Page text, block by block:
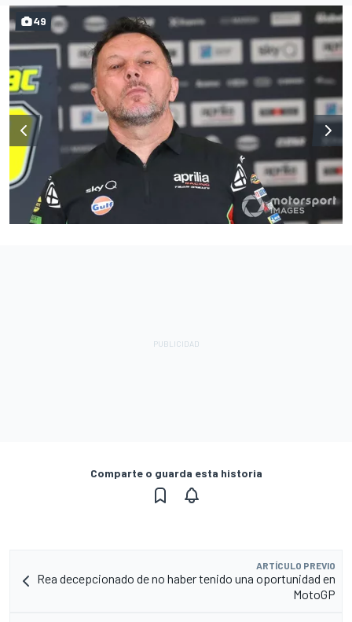
49
Comparte o guarda esta historia
ARTÍCULO PREVIO
Rea decepcionado de no haber tenido una oportunidad en
MotoGP